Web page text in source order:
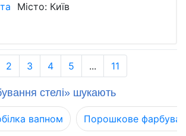
Місто: Київ
2 3 4 5 ... 11
стелі» шукають
вапном Порошкове